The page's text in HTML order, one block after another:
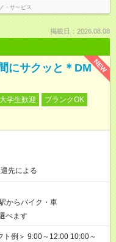
・サービス
掲載日：2026.08.08
NEW
にサクッと＊DM
大学生歓迎
ブランクOK
先による
からバイク・車
べます